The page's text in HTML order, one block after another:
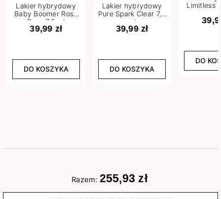
Lakier hybrydowy
Baby Boomer Rose
Base 7,2 ml
39,99 zł
DO KOSZYKA
Lakier hybrydowy
Pure Spark Clear 7,2
ml
39,99 zł
DO KOSZYKA
Limitless
DO
Razem: 255,93 zł